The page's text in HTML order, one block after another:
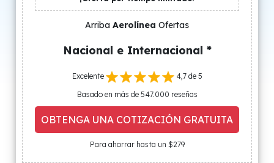
Arriba Aerolínea Ofertas
Nacional e Internacional *
Excelente
4,7 de 5
Basado en más de 547.000 reseñas
OBTENGA UNA COTIZACIÓN GRATUITA
Para ahorrar hasta un $279